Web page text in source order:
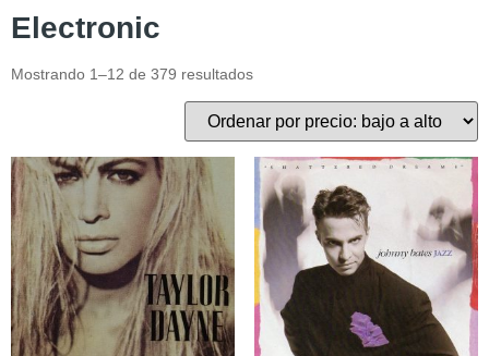
Electronic
Mostrando 1–12 de 379 resultados